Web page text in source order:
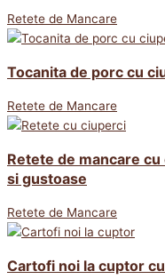
Retete de Mancare
Tocanita de porc cu
Retete de Mancare
Retete de mancare
si gustoase
Retete de Mancare
Cartofi noi la cuptor